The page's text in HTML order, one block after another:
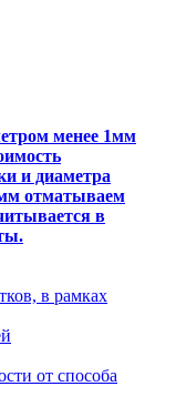
менее 1мм
и диаметра
отматываем
в
в рамках
от способа